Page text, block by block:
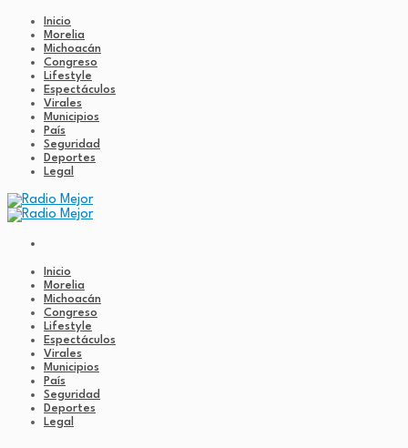
Inicio
Morelia
Michoacán
Congreso
Lifestyle
Espectáculos
Virales
Municipios
País
Seguridad
Deportes
Legal
Inicio
Morelia
Michoacán
Congreso
Lifestyle
Espectáculos
Virales
Municipios
País
Seguridad
Deportes
Legal